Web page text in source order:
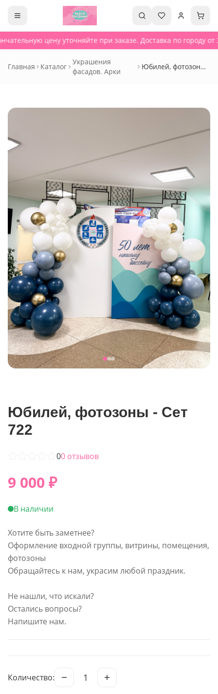
цену уточняйте при заказе. Доставка по городу от
Главная Каталог
Украшения
фасадов. Арки
Юбилей, фотозоны -
Юбилей, фотозоны - Сет
722
00 отзывов
9 000 ₽
В наличии
Хотите быть заметнее?
Оформление входной группы, витрины, помещения,
фотозоны
Обращайтесь к нам, украсим любой праздник.
Не нашли, что искали?
Остались вопросы?
Напишите нам.
Количество: 1